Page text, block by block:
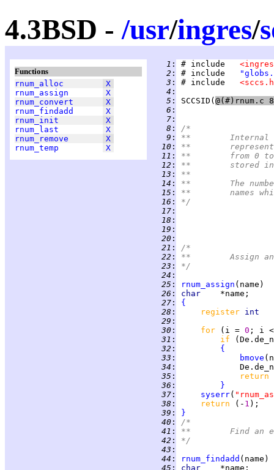
4.3BSD -/usr/ingres/
Functions
rnum_alloc
X
rnum_assign
X
rnum_convert
X
rnum_findadd
X
rnum_init
X
rnum_last
X
rnum_remove
X
rnum_temp
X
   1
: # include
   2
: # include
   3
: # include
   4
:
   5
: SCCSID (
   6
:
   7
:
   8
:
/*
   9
:
**
  10
:
**
  11
:
**	from 0
  12
:
**	stored
  13
:
**
  14
:
**	The
  15
:
**
  16
:
*/
  17
:
  18
:
  19
:
  20
:
  21
:
/*
  22
:
**
  23
:
*/
  24
:
  25
: rnum_assign
  26
: char
  27
:
{
  28
: register
  29
:
  30
: for (i = 0 ; i
  31
: if
  32
:
{
  33
:
bmove
  34
:
  35
:
return
  36
:
}
  37
: syserr(
  38
: return (- 1
  39
:
}
  40
:
/*
  41
:
**	Find
  42
:
*/
  43
:
  44
: rnum_findadd
  45
: char